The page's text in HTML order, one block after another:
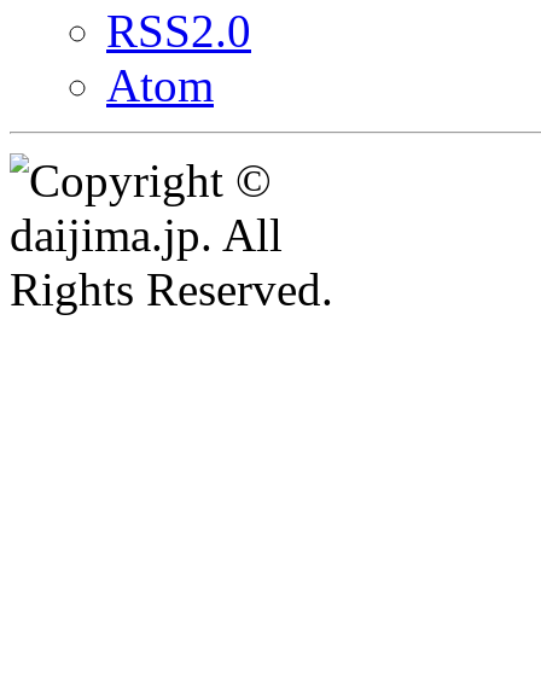
RSS2.0
Atom